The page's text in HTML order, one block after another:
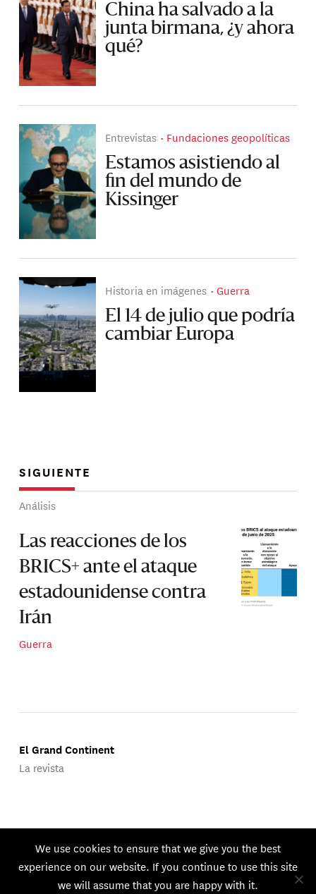
China ha salvado a la
junta birmana, ¿y ahora
qué?
Entrevistas Fundaciones geopolíticas
Estamos asistiendo al
fin del mundo de
Kissinger
Historia en imágenes Guerra
El 14 de julio que podría
cambiar Europa
SIGUIENTE
Análisis
Las reacciones de los
BRICS+ ante el ataque
estadounidense contra
Irán
Guerra
El Grand Continent
La revista
© 2026 GEG. Todos los derechos reservados.
We use cookies to ensure that we give you the best
experience on our website. If you continue to use this site
we will assume that you are happy with it.